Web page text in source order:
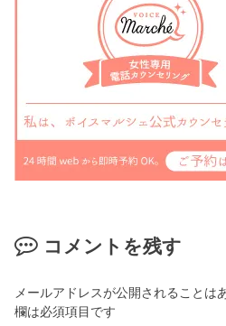
コメントを残す
メールアドレスが公開されることは
欄は必須項目です